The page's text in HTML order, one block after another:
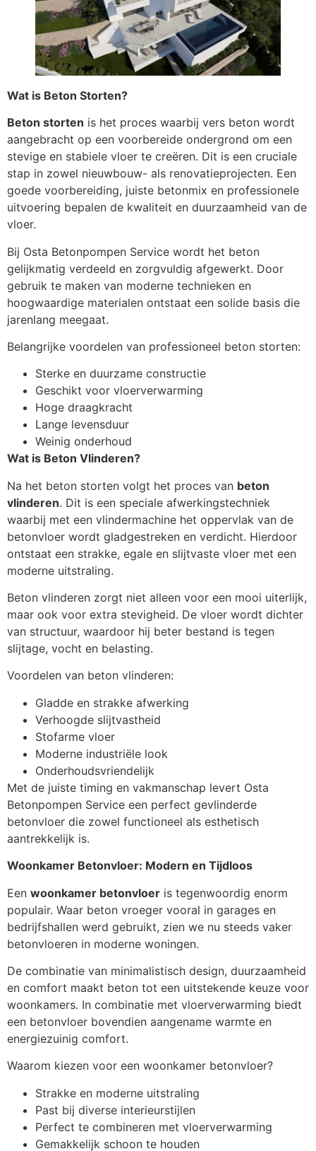
Wat is Beton Storten?
Beton storten is het proces waarbij vers beton wordt
aangebracht op een voorbereide ondergrond om een
stevige en stabiele vloer te creëren. Dit is een cruciale
stap in zowel nieuwbouw- als renovatieprojecten. Een
goede voorbereiding, juiste betonmix en professionele
uitvoering bepalen de kwaliteit en duurzaamheid van de
vloer.
Bij Osta Betonpompen Service wordt het beton
gelijkmatig verdeeld en zorgvuldig afgewerkt. Door
gebruik te maken van moderne technieken en
hoogwaardige materialen ontstaat een solide basis die
jarenlang meegaat.
Belangrijke voordelen van professioneel beton storten:
Sterke en duurzame constructie
Geschikt voor vloerverwarming
Hoge draagkracht
Lange levensduur
Weinig onderhoud
Wat is Beton Vlinderen?
Na het beton storten volgt het proces van beton
vlinderen. Dit is een speciale afwerkingstechniek
waarbij met een vlindermachine het oppervlak van de
betonvloer wordt gladgestreken en verdicht. Hierdoor
ontstaat een strakke, egale en slijtvaste vloer met een
moderne uitstraling.
Beton vlinderen zorgt niet alleen voor een mooi uiterlijk,
maar ook voor extra stevigheid. De vloer wordt dichter
van structuur, waardoor hij beter bestand is tegen
slijtage, vocht en belasting.
Voordelen van beton vlinderen:
Gladde en strakke afwerking
Verhoogde slijtvastheid
Stofarme vloer
Moderne industriële look
Onderhoudsvriendelijk
Met de juiste timing en vakmanschap levert Osta
Betonpompen Service een perfect gevlinderde
betonvloer die zowel functioneel als esthetisch
aantrekkelijk is.
Woonkamer Betonvloer: Modern en Tijdloos
Een woonkamer betonvloer is tegenwoordig enorm
populair. Waar beton vroeger vooral in garages en
bedrijfshallen werd gebruikt, zien we nu steeds vaker
betonvloeren in moderne woningen.
De combinatie van minimalistisch design, duurzaamheid
en comfort maakt beton tot een uitstekende keuze voor
woonkamers. In combinatie met vloerverwarming biedt
een betonvloer bovendien aangename warmte en
energiezuinig comfort.
Waarom kiezen voor een woonkamer betonvloer?
Strakke en moderne uitstraling
Past bij diverse interieurstijlen
Perfect te combineren met vloerverwarming
Gemakkelijk schoon te houden